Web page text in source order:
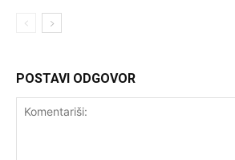
POSTAVI ODGOVOR